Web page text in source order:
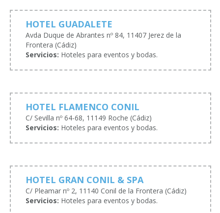
HOTEL GUADALETE
Avda Duque de Abrantes nº 84, 11407 Jerez de la
Frontera (Cádiz)
Servicios: Hoteles para eventos y bodas.
HOTEL FLAMENCO CONIL
C/ Sevilla nº 64-68, 11149 Roche (Cádiz)
Servicios: Hoteles para eventos y bodas.
HOTEL GRAN CONIL & SPA
C/ Pleamar nº 2, 11140 Conil de la Frontera (Cádiz)
Servicios: Hoteles para eventos y bodas.